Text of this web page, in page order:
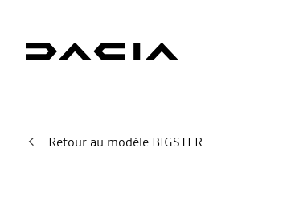
Retour au modèle BIGSTER